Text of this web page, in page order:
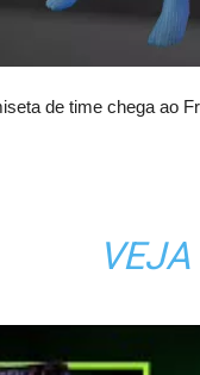
de time chega ao